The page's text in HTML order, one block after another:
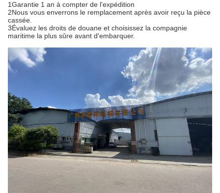
1Garantie 1 an à compter de l'expédition
2Nous vous enverrons le remplacement après avoir reçu la pièce
cassée.
3Évaluez les droits de douane et choisissez la compagnie
maritime la plus sûre avant d'embarquer.